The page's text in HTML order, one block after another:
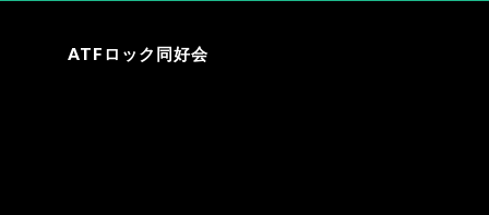
ATFロック同好会